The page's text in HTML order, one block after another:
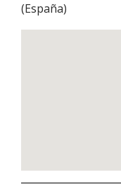
(España)